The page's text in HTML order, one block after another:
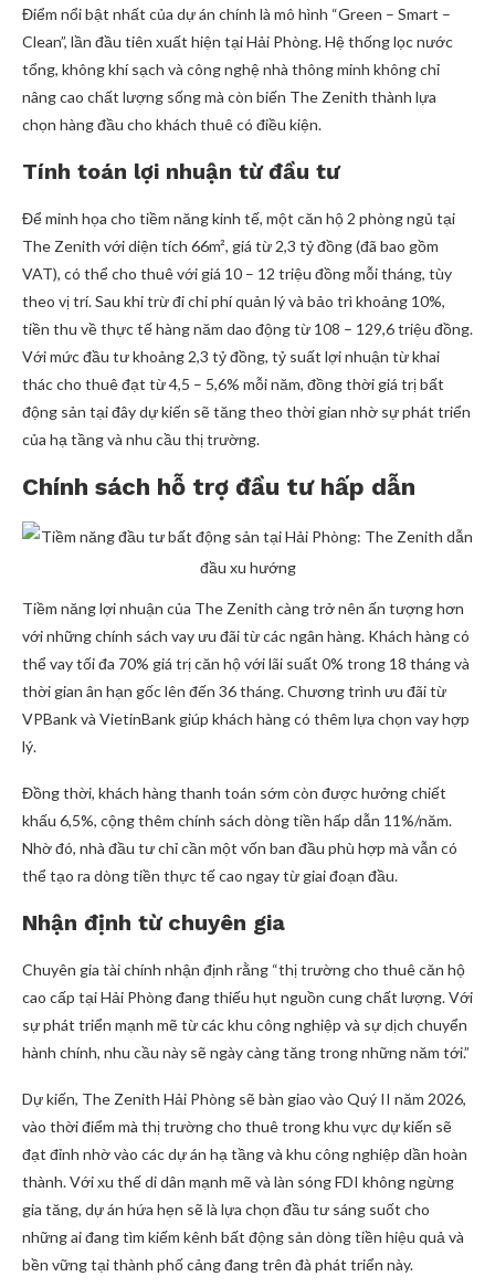
Điểm nổi bật nhất của dự án chính là mô hình “Green – Smart –
Clean”, lần đầu tiên xuất hiện tại Hải Phòng. Hệ thống lọc nước
tổng, không khí sạch và công nghệ nhà thông minh không chỉ
nâng cao chất lượng sống mà còn biến The Zenith thành lựa
chọn hàng đầu cho khách thuê có điều kiện.
Tính toán lợi nhuận từ đầu tư
Để minh họa cho tiềm năng kinh tế, một căn hộ 2 phòng ngủ tại
The Zenith với diện tích 66m², giá từ 2,3 tỷ đồng (đã bao gồm
VAT), có thể cho thuê với giá 10 – 12 triệu đồng mỗi tháng, tùy
theo vị trí. Sau khi trừ đi chi phí quản lý và bảo trì khoảng 10%,
tiền thu về thực tế hàng năm dao động từ 108 – 129,6 triệu đồng.
Với mức đầu tư khoảng 2,3 tỷ đồng, tỷ suất lợi nhuận từ khai
thác cho thuê đạt từ 4,5 – 5,6% mỗi năm, đồng thời giá trị bất
động sản tại đây dự kiến sẽ tăng theo thời gian nhờ sự phát triển
của hạ tầng và nhu cầu thị trường.
Chính sách hỗ trợ đầu tư hấp dẫn
Tiềm năng lợi nhuận của The Zenith càng trở nên ấn tượng hơn
với những chính sách vay ưu đãi từ các ngân hàng. Khách hàng có
thể vay tối đa 70% giá trị căn hộ với lãi suất 0% trong 18 tháng và
thời gian ân hạn gốc lên đến 36 tháng. Chương trình ưu đãi từ
VPBank và VietinBank giúp khách hàng có thêm lựa chọn vay hợp
lý.
Đồng thời, khách hàng thanh toán sớm còn được hưởng chiết
khấu 6,5%, cộng thêm chính sách dòng tiền hấp dẫn 11%/năm.
Nhờ đó, nhà đầu tư chỉ cần một vốn ban đầu phù hợp mà vẫn có
thể tạo ra dòng tiền thực tế cao ngay từ giai đoạn đầu.
Nhận định từ chuyên gia
Chuyên gia tài chính nhận định rằng “thị trường cho thuê căn hộ
cao cấp tại Hải Phòng đang thiếu hụt nguồn cung chất lượng. Với
sự phát triển mạnh mẽ từ các khu công nghiệp và sự dịch chuyển
hành chính, nhu cầu này sẽ ngày càng tăng trong những năm tới.”
Dự kiến, The Zenith Hải Phòng sẽ bàn giao vào Quý II năm 2026,
vào thời điểm mà thị trường cho thuê trong khu vực dự kiến sẽ
đạt đỉnh nhờ vào các dự án hạ tầng và khu công nghiệp dần hoàn
thành. Với xu thế di dân mạnh mẽ và làn sóng FDI không ngừng
gia tăng, dự án hứa hẹn sẽ là lựa chọn đầu tư sáng suốt cho
những ai đang tìm kiếm kênh bất động sản dòng tiền hiệu quả và
bền vững tại thành phố cảng đang trên đà phát triển này.